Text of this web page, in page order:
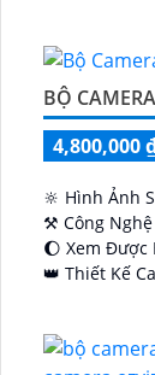
BỘ
4,800,000
🔆 Hình Ảnh
👑 Thiết Kế